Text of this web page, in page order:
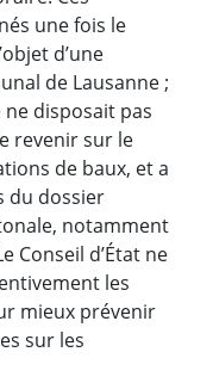
une fois le
d’une
de Lausanne ;
ne disposait pas
revenir sur le
de baux, et a
du dossier
notamment
Conseil d’État ne
les
mieux prévenir
sur les